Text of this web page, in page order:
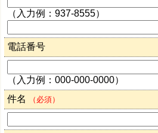
（入力例：937-8555）
電話番号
（入力例：000-000-0000）
件名
（必須）